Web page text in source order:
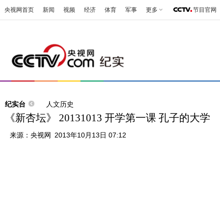
央视网首页 新闻 视频 经济 体育 军事 更多 节目官网
纪实台 人文历史
《新杏坛》 20131013 开学第一课 孔子的大学
来源： 央视网 2013年10月13日 07:12